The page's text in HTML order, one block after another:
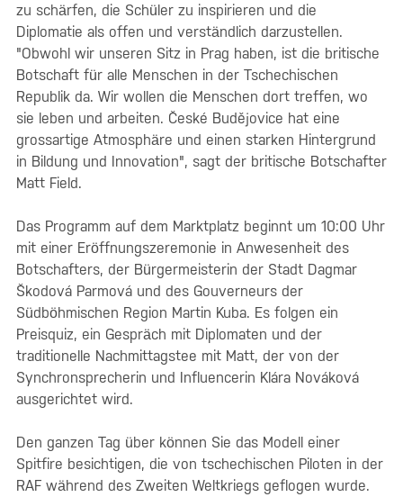
zu schärfen, die Schüler zu inspirieren und die
Diplomatie als offen und verständlich darzustellen.
"Obwohl wir unseren Sitz in Prag haben, ist die britische
Botschaft für alle Menschen in der Tschechischen
Republik da. Wir wollen die Menschen dort treffen, wo
sie leben und arbeiten. České Budějovice hat eine
grossartige Atmosphäre und einen starken Hintergrund
in Bildung und Innovation", sagt der britische Botschafter
Matt Field.
Das Programm auf dem Marktplatz beginnt um 10:00 Uhr
mit einer Eröffnungszeremonie in Anwesenheit des
Botschafters, der Bürgermeisterin der Stadt Dagmar
Škodová Parmová und des Gouverneurs der
Südböhmischen Region Martin Kuba. Es folgen ein
Preisquiz, ein Gespräch mit Diplomaten und der
traditionelle Nachmittagstee mit Matt, der von der
Synchronsprecherin und Influencerin Klára Nováková
ausgerichtet wird.
Den ganzen Tag über können Sie das Modell einer
Spitfire besichtigen, die von tschechischen Piloten in der
RAF während des Zweiten Weltkriegs geflogen wurde.